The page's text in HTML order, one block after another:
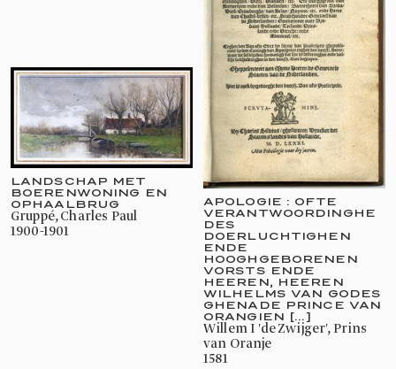
LANDSCHAP MET
BOERENWONING EN
OPHAALBRUG
Gruppé, Charles Paul
1900-1901
APOLOGIE : OFTE
VERANTWOORDINGHE
DES
DOERLUCHTIGHEN
ENDE
HOOGHGEBORENEN
VORSTS ENDE
HEEREN, HEEREN
WILHELMS VAN GODES
GHENADE PRINCE VAN
ORANGIEN [...]
Willem I 'de Zwijger', Prins
van Oranje
1581